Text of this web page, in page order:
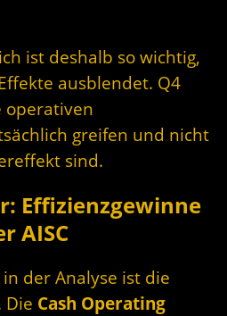
ist deshalb so wichtig,
ausblendet. Q4
operativen
greifen und nicht
sind.
Effizienzgewinne
AISC
der Analyse ist die
Die Cash Operating